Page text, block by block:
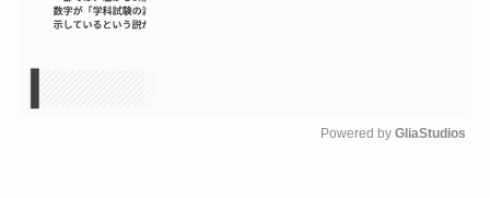
Powered by GliaStudios